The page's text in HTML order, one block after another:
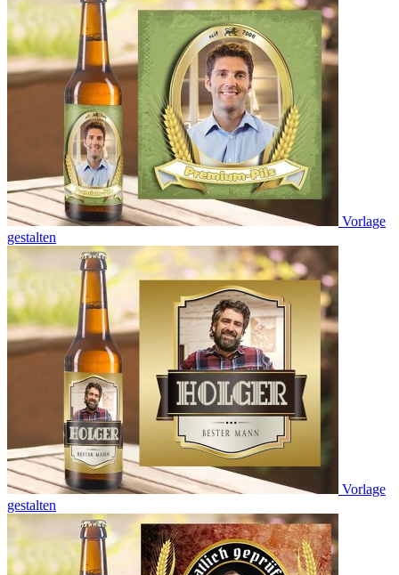
Vorlage
gestalten
Vorlage
gestalten